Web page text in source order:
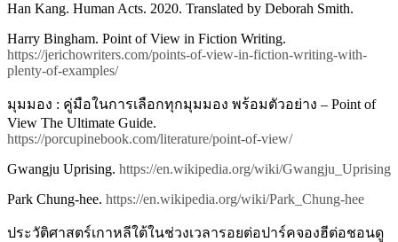
Han Kang. Human Acts. 2020. Translated by Deborah Smith.
Harry Bingham. Point of View in Fiction Writing.
https://jerichowriters.com/points-of-view-in-fiction-writing-with-
plenty-of-examples/
มุมมอง : คู่มือในการเลือกทุกมุมมอง พร้อมตัวอย่าง – Point of
View The Ultimate Guide.
https://porcupinebook.com/literature/point-of-view/
Gwangju Uprising. https://en.wikipedia.org/wiki/Gwangju_Uprising
Park Chung-hee. https://en.wikipedia.org/wiki/Park_Chung-hee
ประวัติศาสตร์เกาหลีใต้ในช่วงเวลารอยต่อปาร์คจองฮีต่อชอนดู